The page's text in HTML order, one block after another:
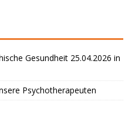
Gesundheit 25.04.2026 in
Psychotherapeuten